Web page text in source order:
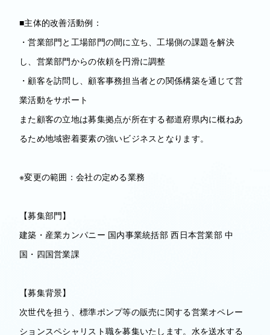
■主体的改善活動例：
・営業部門と工場部門の間に立ち、工場側の課題を解決
し、営業部門からの依頼を円滑に調整
・顧客を訪問し、顧客事務担当者との関係構築を通じて営
業活動をサポート
また顧客の立地は募集拠点が所在する都道府県内に概ねあ
るため地域密着要素の強いビジネスとなります。
※変更の範囲：会社の定める業務
【募集部門】
建築・産業カンパニー 国内事業統括部 西日本営業部 中
国・四国営業課
【募集背景】
次世代を担う、標準ポンプ等の販売に関する営業オペレー
ションスペシャリスト職を募集いたします。水を送水する